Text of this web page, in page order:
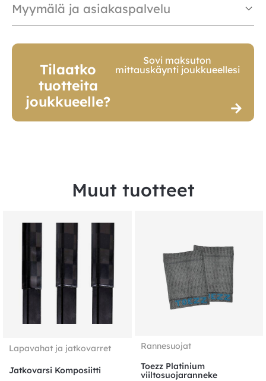
Myymälä ja asiakaspalvelu
Tilaatko
tuotteita
joukkueelle?
Sovi maksuton
mittauskäynti joukkueellesi
Muut tuotteet
Lapavahat ja jatkovarret
Jatkovarsi Komposiitti
Rannesuojat
Toezz Platinium
viiltosuojaranneke